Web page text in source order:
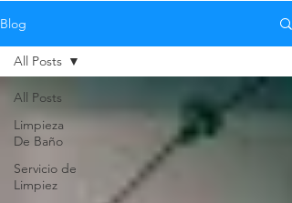
Blog
All Posts
Limpieza
De Baño
Servicio de
Limpiez
All Posts